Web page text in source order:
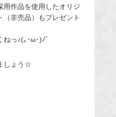
用作品を使用したオリジ
非売品）もプレゼント
ねっ♪(｡･ω･)ﾉﾞ
しょう☆